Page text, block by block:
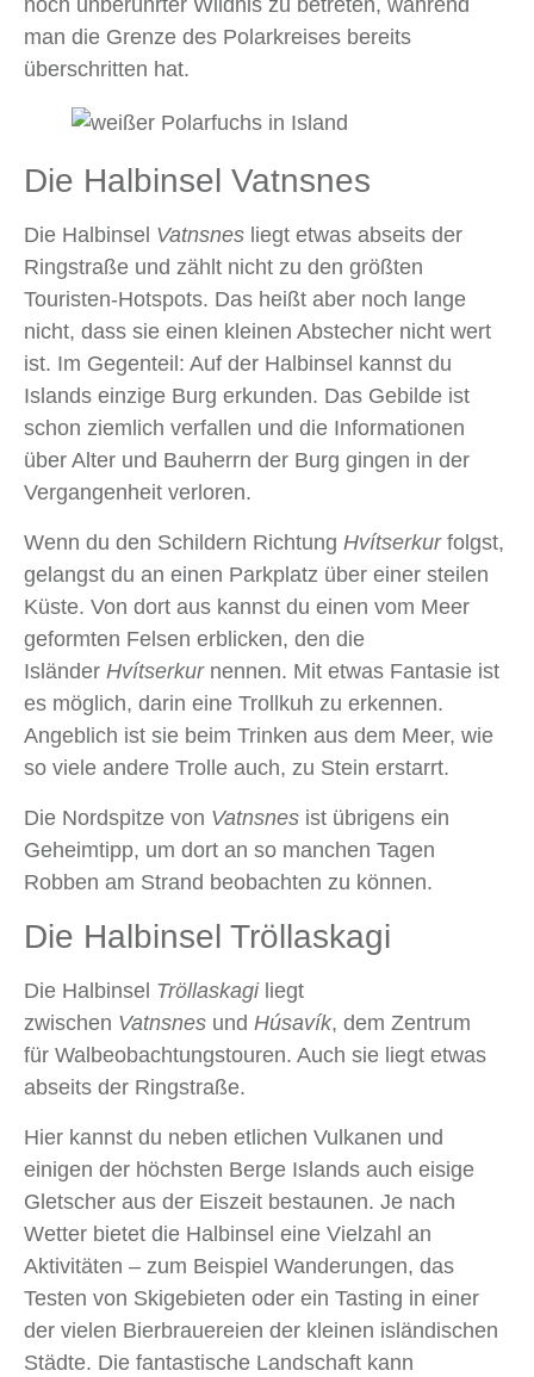
noch unberührter Wildnis zu betreten, während
man die Grenze des Polarkreises bereits
überschritten hat.
Die Halbinsel Vatnsnes
Die Halbinsel Vatnsnes liegt etwas abseits der
Ringstraße und zählt nicht zu den größten
Touristen-Hotspots. Das heißt aber noch lange
nicht, dass sie einen kleinen Abstecher nicht wert
ist. Im Gegenteil: Auf der Halbinsel kannst du
Islands einzige Burg erkunden. Das Gebilde ist
schon ziemlich verfallen und die Informationen
über Alter und Bauherrn der Burg gingen in der
Vergangenheit verloren.
Wenn du den Schildern Richtung Hvítserkurfolgst,
gelangst du an einen Parkplatz über einer steilen
Küste. Von dort aus kannst du einen vom Meer
geformten Felsen erblicken, den die
Isländer Hvítserkurnennen. Mit etwas Fantasie ist
es möglich, darin eine Trollkuh zu erkennen.
Angeblich ist sie beim Trinken aus dem Meer, wie
so viele andere Trolle auch, zu Stein erstarrt.
Die Nordspitze von Vatnsnes ist übrigens ein
Geheimtipp, um dort an so manchen Tagen
Robben am Strand beobachten zu können.
Die Halbinsel Tröllaskagi
Die Halbinsel Tröllaskagiliegt
zwischen Vatnsnes und Húsavík, dem Zentrum
für Walbeobachtungstouren. Auch sie liegt etwas
abseits der Ringstraße.
Hier kannst du neben etlichen Vulkanen und
einigen der höchsten Berge Islands auch eisige
Gletscher aus der Eiszeit bestaunen. Je nach
Wetter bietet die Halbinsel eine Vielzahl an
Aktivitäten – zum Beispiel Wanderungen, das
Testen von Skigebieten oder ein Tasting in einer
der vielen Bierbrauereien der kleinen isländischen
Städte. Die fantastische Landschaft kann